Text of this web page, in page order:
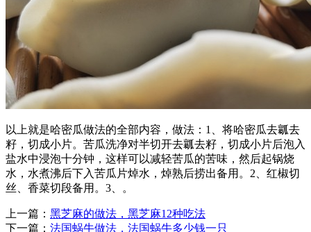
以上就是哈密瓜做法的全部内容，做法：1、将哈密瓜去瓤去
籽，切成小片。苦瓜洗净对半切开去瓤去籽，切成小片后泡入
盐水中浸泡十分钟，这样可以减轻苦瓜的苦味，然后起锅烧
水，水煮沸后下入苦瓜片焯水，焯熟后捞出备用。2、红椒切
丝、香菜切段备用。3、。
上一篇： 黑芝麻的做法，黑芝麻12种吃法
下一篇： 法国蜗牛做法，法国蜗牛多少钱一只